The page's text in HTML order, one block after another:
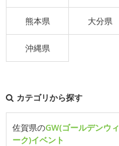
熊本県 大分県
沖縄県
カテゴリから探す
佐賀県のGW(ゴールデンウィ
ーク)イベント